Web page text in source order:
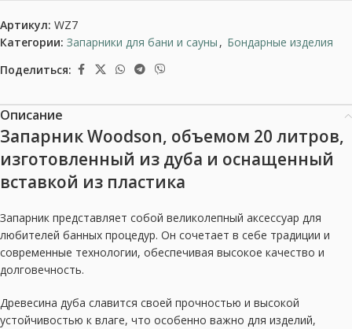
Артикул: WZ7
Категории: Запарники для бани и сауны , Бондарные изделия
Поделиться:
Описание
Запарник Woodson, объемом 20 литров,
изготовленный из дуба и оснащенный
вставкой из пластика
Запарник представляет собой великолепный аксессуар для
любителей банных процедур. Он сочетает в себе традиции и
современные технологии, обеспечивая высокое качество и
долговечность.
Древесина дуба славится своей прочностью и высокой
устойчивостью к влаге, что особенно важно для изделий,